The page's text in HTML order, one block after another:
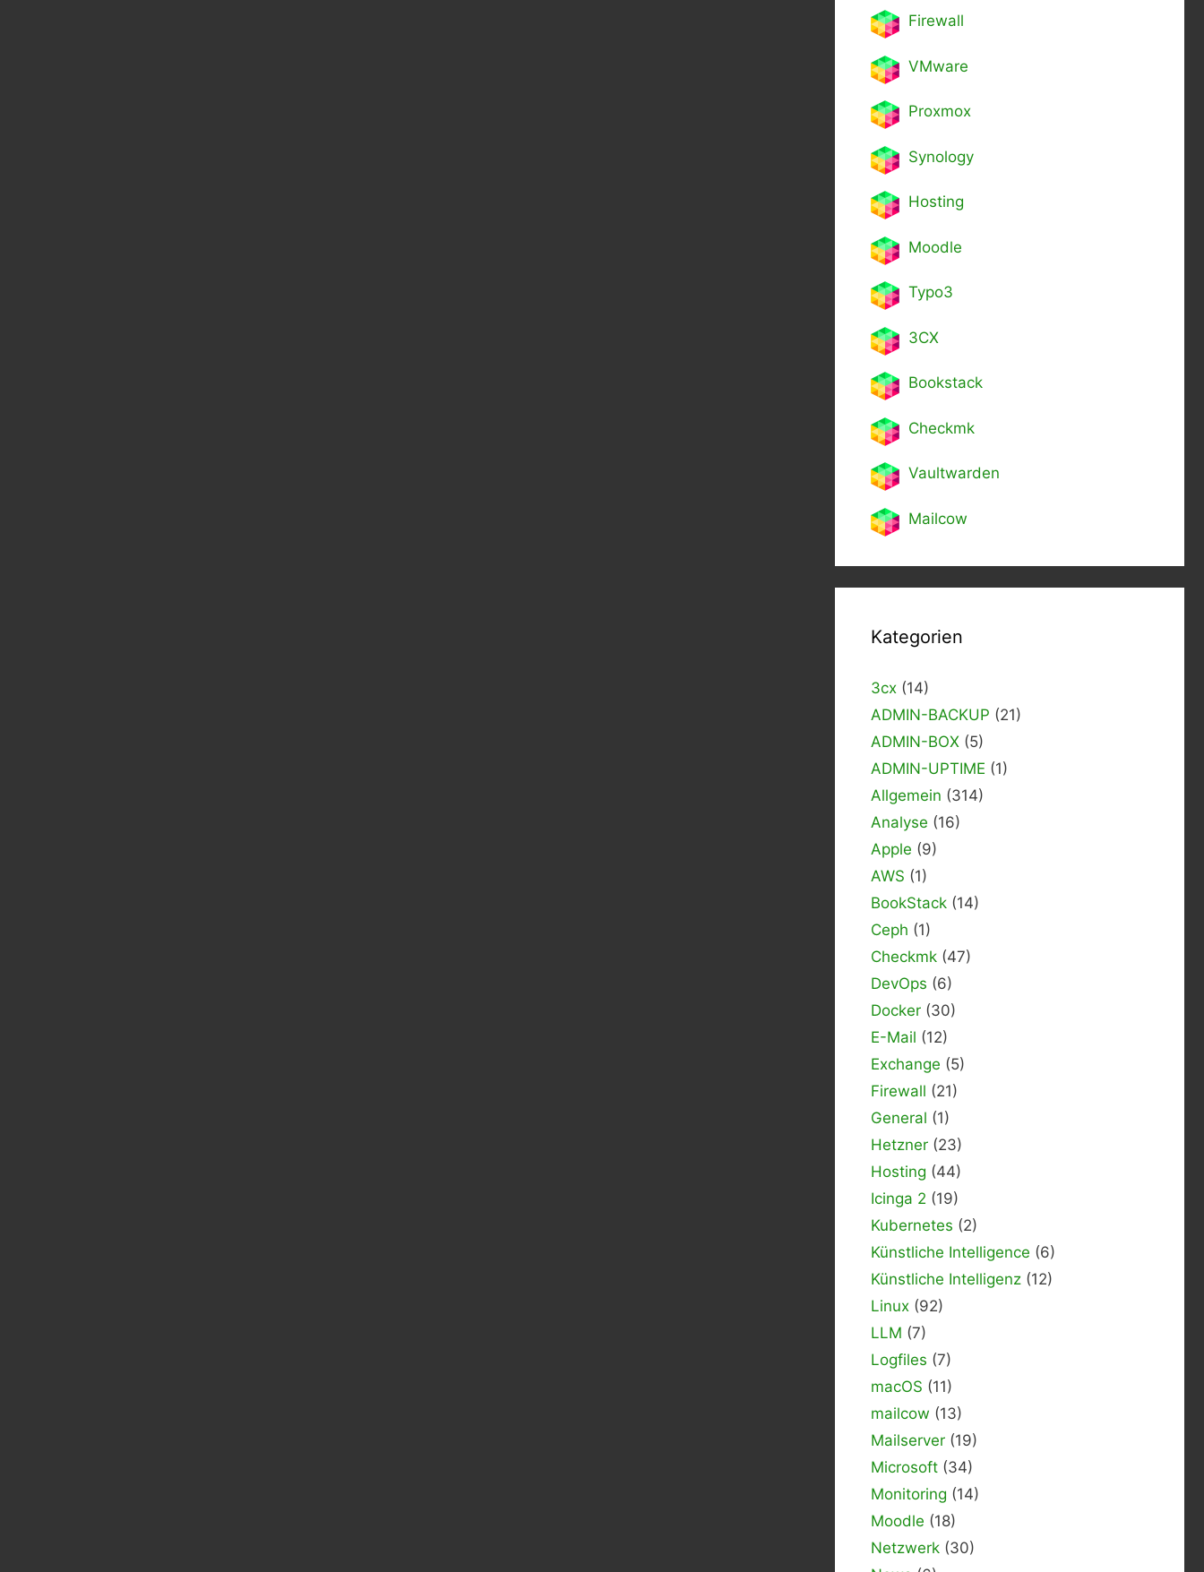
Firewall
VMware
Proxmox
Synology
Hosting
Moodle
Typo3
3CX
Bookstack
Checkmk
Vaultwarden
Mailcow
Kategorien
3cx (14)
ADMIN-BACKUP (21)
ADMIN-BOX (5)
ADMIN-UPTIME (1)
Allgemein (314)
Analyse (16)
Apple (9)
AWS (1)
BookStack (14)
Ceph (1)
Checkmk (47)
DevOps (6)
Docker (30)
E-Mail (12)
Exchange (5)
Firewall (21)
General (1)
Hetzner (23)
Hosting (44)
Icinga 2 (19)
Kubernetes (2)
Künstliche Intelligence (6)
Künstliche Intelligenz (12)
Linux (92)
LLM (7)
Logfiles (7)
macOS (11)
mailcow (13)
Mailserver (19)
Microsoft (34)
Monitoring (14)
Moodle (18)
Netzwerk (30)